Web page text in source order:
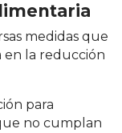
medidas que
en la reducción
para
no cumplan